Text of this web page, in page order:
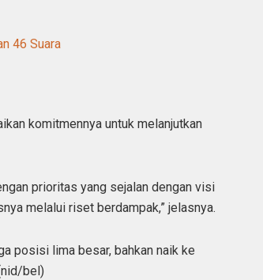
46 Suara
komitmennya untuk melanjutkan
prioritas yang sejalan dengan visi
melalui riset berdampak,” jelasnya.
posisi lima besar, bahkan naik ke
bel)